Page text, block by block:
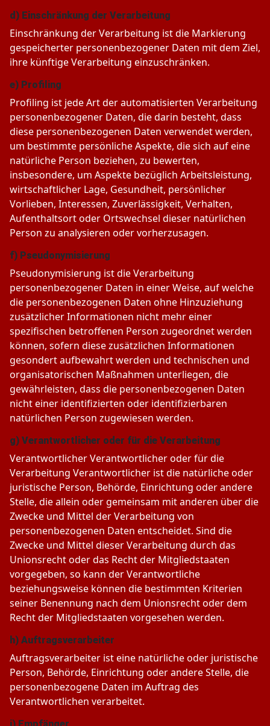
d) Einschränkung der Verarbeitung
Einschränkung der Verarbeitung ist die Markierung
gespeicherter personenbezogener Daten mit dem Ziel,
ihre künftige Verarbeitung einzuschränken.
e) Profiling
Profiling ist jede Art der automatisierten Verarbeitung
personenbezogener Daten, die darin besteht, dass
diese personenbezogenen Daten verwendet werden,
um bestimmte persönliche Aspekte, die sich auf eine
natürliche Person beziehen, zu bewerten,
insbesondere, um Aspekte bezüglich Arbeitsleistung,
wirtschaftlicher Lage, Gesundheit, persönlicher
Vorlieben, Interessen, Zuverlässigkeit, Verhalten,
Aufenthaltsort oder Ortswechsel dieser natürlichen
Person zu analysieren oder vorherzusagen.
f) Pseudonymisierung
Pseudonymisierung ist die Verarbeitung
personenbezogener Daten in einer Weise, auf welche
die personenbezogenen Daten ohne Hinzuziehung
zusätzlicher Informationen nicht mehr einer
spezifischen betroffenen Person zugeordnet werden
können, sofern diese zusätzlichen Informationen
gesondert aufbewahrt werden und technischen und
organisatorischen Maßnahmen unterliegen, die
gewährleisten, dass die personenbezogenen Daten
nicht einer identifizierten oder identifizierbaren
natürlichen Person zugewiesen werden.
g) Verantwortlicher oder für die Verarbeitung
Verantwortlicher Verantwortlicher oder für die
Verarbeitung Verantwortlicher ist die natürliche oder
juristische Person, Behörde, Einrichtung oder andere
Stelle, die allein oder gemeinsam mit anderen über die
Zwecke und Mittel der Verarbeitung von
personenbezogenen Daten entscheidet. Sind die
Zwecke und Mittel dieser Verarbeitung durch das
Unionsrecht oder das Recht der Mitgliedstaaten
vorgegeben, so kann der Verantwortliche
beziehungsweise können die bestimmten Kriterien
seiner Benennung nach dem Unionsrecht oder dem
Recht der Mitgliedstaaten vorgesehen werden.
h) Auftragsverarbeiter
Auftragsverarbeiter ist eine natürliche oder juristische
Person, Behörde, Einrichtung oder andere Stelle, die
personenbezogene Daten im Auftrag des
Verantwortlichen verarbeitet.